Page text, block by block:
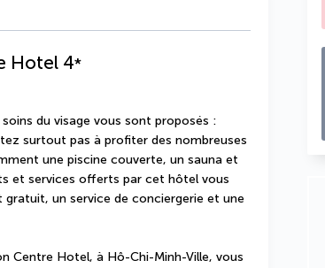
Hotel 4*
du visage vous sont proposés :
surtout pas à profiter des nombreuses
une piscine couverte, un sauna et
et services offerts par cet hôtel vous
un service de conciergerie et une
Centre Hotel, à Hô-Chi-Minh-Ville, vous